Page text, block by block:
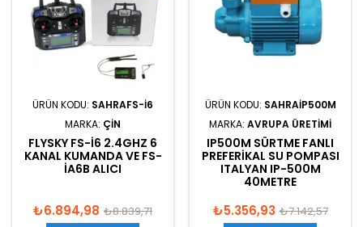
ÜRÜN KODU: SAHRAFS-I6
MARKA: ÇIN
FLYSKY FS-I6 2.4GHZ 6
KANAL KUMANDA VE FS-
IA6B ALICI
₺6.894,98 ₺8.839,71
ÜRÜN KODU: SAHRAIP500M
MARKA: AVRUPA ÜRETIMI
IP500M SÜRTME FANLI
PREFERIKAL SU POMPASI
ITALYAN IP-500M
40METRE
₺5.356,93 ₺7.142,57